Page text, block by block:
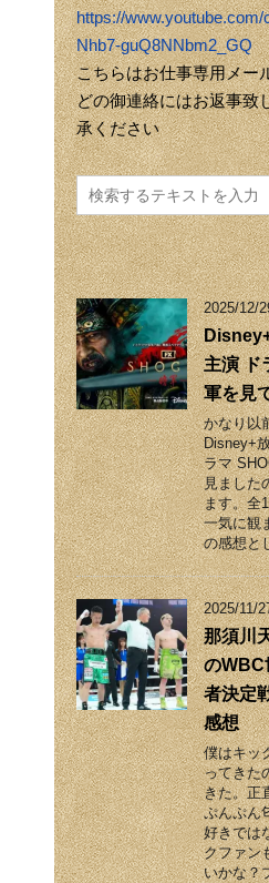
https://
Nhb7-guQ8NNbm2_GQ
こちらはお仕事専用メー
どの御連絡にはお返事致
承ください
2025/12/
主演 ド
軍を見
かなり以
Disney+
ラマ
見ました
ます。全
一気に観
の感想と
2025/11/
那須川
のWBC
者決定
感想
僕はキッ
ってきた
きた。正
ぷんぷん
好きでは
クファン
いかな？